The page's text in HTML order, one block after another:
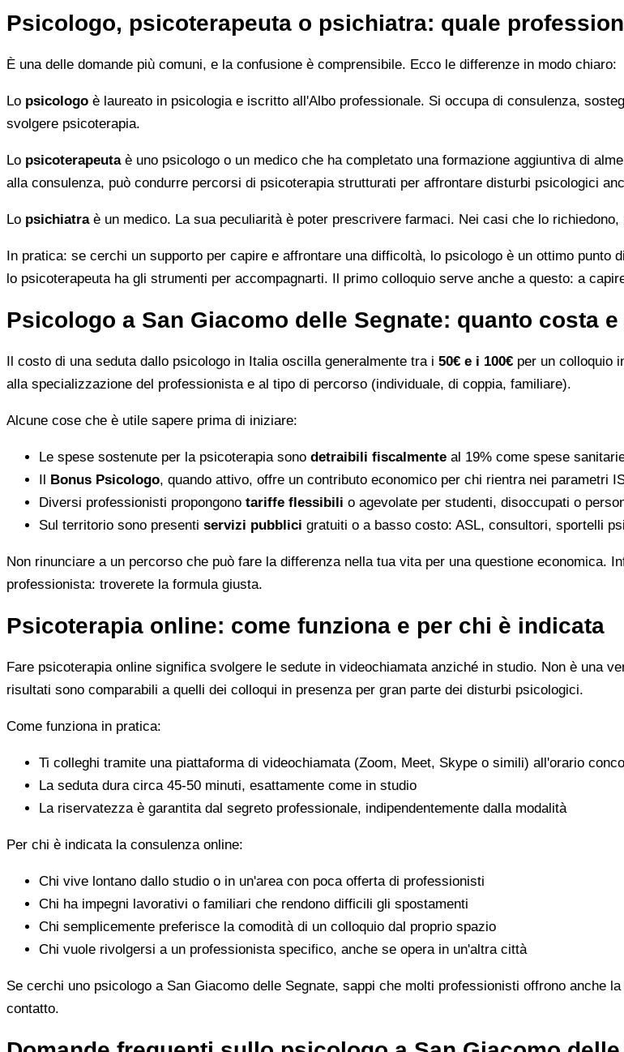
Psicologo, psicoterapeuta o psichiatra: quale
È una delle domande più comuni, e la confusione è comprensibile. Ecco le differenze in modo chiaro:
Lo psicologo è laureato in psicologia e iscritto all'Albo professionale. Si occupa di consulenza,
svolgere psicoterapia.
Lo psicoterapeutaè uno psicologo o un medico che ha completato una formazione aggiuntiva di
alla consulenza, può condurre percorsi di psicoterapia strutturati per affrontare disturbi psicologici
Lo psichiatraè un medico. La sua peculiarità è poter prescrivere farmaci. Nei casi che lo
In pratica: se cerchi un supporto per capire e affrontare una difficoltà, lo psicologo è un ottimo punto
lo psicoterapeuta ha gli strumenti per accompagnarti. Il primo colloquio serve anche a questo: a
Psicologo a San Giacomo delle Segnate: quanto costa
Il costo di una seduta dallo psicologo in Italia oscilla generalmente tra i 50€ e i 100€ per un colloquio
alla specializzazione del professionista e al tipo di percorso (individuale, di coppia, familiare).
Alcune cose che è utile sapere prima di iniziare:
Le spese sostenute per la psicoterapia sono detraibili fiscalmente al 19% come spese
Il Bonus Psicologo, quando attivo, offre un contributo economico per chi rientra nei parametri
Diversi professionisti propongono tariffe flessibili o agevolate per studenti, disoccupati o
Sul territorio sono presenti servizi pubblici gratuiti o a basso costo: ASL, consultori, sportelli
Non rinunciare a un percorso che può fare la differenza nella tua vita per una questione economica.
professionista: troverete la formula giusta.
Psicoterapia online: come funziona e per chi è indicata
Fare psicoterapia online significa svolgere le sedute in videochiamata anziché in studio. Non è una
risultati sono comparabili a quelli dei colloqui in presenza per gran parte dei disturbi psicologici.
Come funziona in pratica:
Ti colleghi tramite una piattaforma di videochiamata (Zoom, Meet, Skype o simili) all'orario
La seduta dura circa 45-50 minuti, esattamente come in studio
La riservatezza è garantita dal segreto professionale, indipendentemente dalla modalità
Per chi è indicata la consulenza online:
Chi vive lontano dallo studio o in un'area con poca offerta di professionisti
Chi ha impegni lavorativi o familiari che rendono difficili gli spostamenti
Chi semplicemente preferisce la comodità di un colloquio dal proprio spazio
Chi vuole rivolgersi a un professionista specifico, anche se opera in un'altra città
Se cerchi uno psicologo a San Giacomo delle Segnate, sappi che molti professionisti offrono anche
contatto.